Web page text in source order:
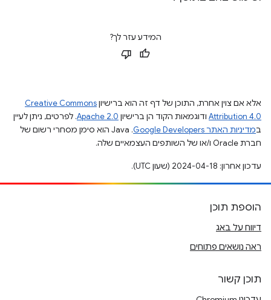
המידע עזר לך?
אלא אם צוין אחרת, התוכן של דף זה הוא ברישיוןCreative Commons
Attribution 4.0 ודוגמאות הקוד הן ברישיון Apache 2.0. לפרטים, ניתן לעיין
במדיניות האתר Google Developers‏
.‏ Java הוא סימן מסחרי רשום של
חברת Oracle ו/או של השותפים העצמאיים שלה.
עדכון אחרון: 2024-04-18 (שעון UTC).
הוספת תוכן
דיווח על באג
ראה נושאים פתוחים
תוכן קשור